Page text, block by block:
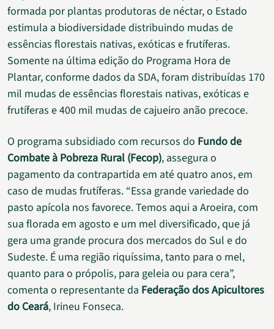
formada por plantas produtoras de néctar, o Estado
estimula a biodiversidade distribuindo mudas de
essências florestais nativas, exóticas e frutíferas.
Somente na última edição do Programa Hora de
Plantar, conforme dados da SDA, foram distribuídas 170
mil mudas de essências florestais nativas, exóticas e
frutíferas e 400 mil mudas de cajueiro anão precoce.
O programa subsidiado com recursos do Fundo de
Combate à Pobreza Rural (Fecop), assegura o
pagamento da contrapartida em até quatro anos, em
caso de mudas frutíferas. “Essa grande variedade do
pasto apícola nos favorece. Temos aqui a Aroeira, com
sua florada em agosto e um mel diversificado, que já
gera uma grande procura dos mercados do Sul e do
Sudeste. É uma região riquíssima, tanto para o mel,
quanto para o própolis, para geleia ou para cera”,
comenta o representante da Federação dos Apicultores
do Ceará, Irineu Fonseca.